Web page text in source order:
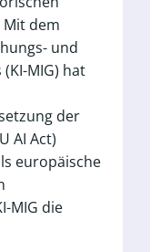
Mit dem
und
MIG) hat
der
AI Act)
europäische
MIG die